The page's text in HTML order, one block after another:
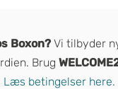
Boxon? Vi tilbyder
rdien. Brug
Læs betingelser here.